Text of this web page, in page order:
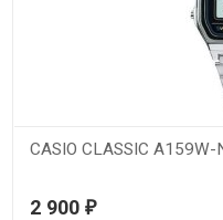
CASIO CLASSIC A159W-
2 900 ₽